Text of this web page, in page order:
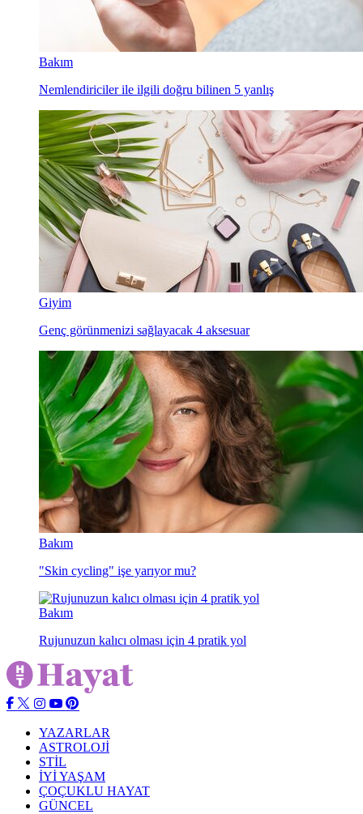
Bakım
Nemlendiriciler ile ilgili doğru bilinen 5 yanlış
Giyim
Genç görünmenizi sağlayacak 4 aksesuar
Bakım
"Skin cycling" işe yarıyor mu?
Bakım
Rujunuzun kalıcı olması için 4 pratik yol
YAZARLAR
ASTROLOJİ
STİL
İYİ YAŞAM
ÇOÇUKLU HAYAT
GÜNCEL